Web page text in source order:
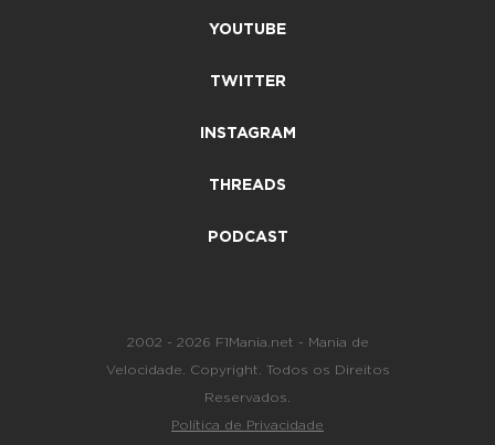
YOUTUBE
TWITTER
INSTAGRAM
THREADS
PODCAST
2002 - 2026 F1Mania.net - Mania de
Velocidade. Copyright. Todos os Direitos
Reservados.
Política de Privacidade